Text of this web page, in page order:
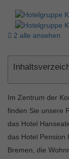
2 alle ansehen
Im Zentrum der
finden Sie unsere
das Hotel
das Hotel Pension
Bremen, die